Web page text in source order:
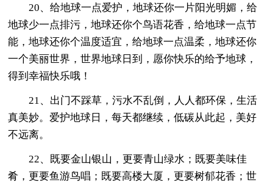
20、给地球一点爱护，地球还你一片阳光明媚，给
地球少一点排污，地球还你个鸟语花香，给地球一点节
能，地球还你个温度适宜，给地球一点温柔，地球还你
一个美丽世界，世界地球日到，愿你快乐的给予地球，
得到幸福快乐哦！
21、出门不踩草，污水不乱倒，人人都环保，生活
真美妙。爱护地球日，每天都继续，低碳从此起，美好
不远离。
22、既要金山银山，更要青山绿水；既要美味佳
肴，更要鱼游鸟唱；既要高楼大厦，更要树郁花香；世